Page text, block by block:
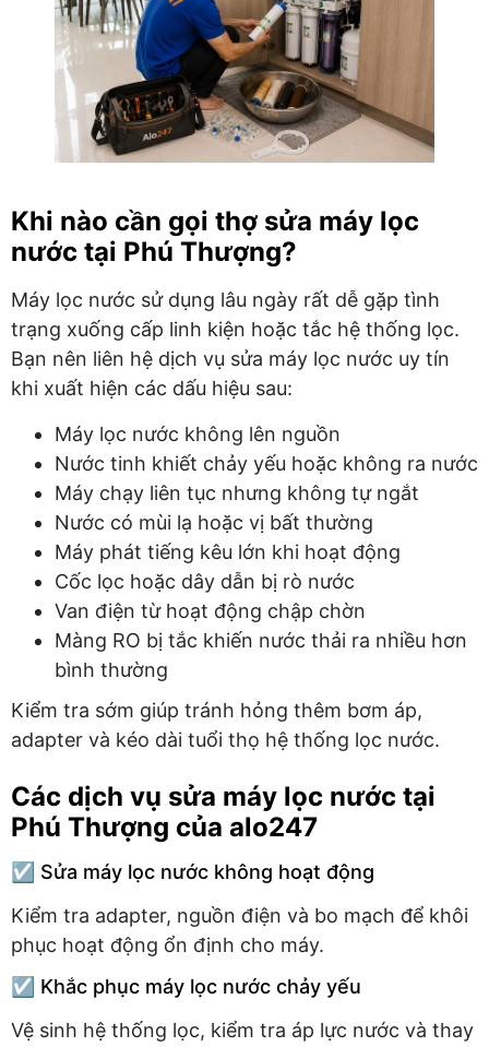
Khi nào cần gọi thợ sửa máy lọc
nước tại Phú Thượng?
Máy lọc nước sử dụng lâu ngày rất dễ gặp tình
trạng xuống cấp linh kiện hoặc tắc hệ thống lọc.
Bạn nên liên hệ dịch vụ sửa máy lọc nước uy tín
khi xuất hiện các dấu hiệu sau:
Máy lọc nước không lên nguồn
Nước tinh khiết chảy yếu hoặc không ra nước
Máy chạy liên tục nhưng không tự ngắt
Nước có mùi lạ hoặc vị bất thường
Máy phát tiếng kêu lớn khi hoạt động
Cốc lọc hoặc dây dẫn bị rò nước
Van điện từ hoạt động chập chờn
Màng RO bị tắc khiến nước thải ra nhiều hơn
bình thường
Kiểm tra sớm giúp tránh hỏng thêm bơm áp,
adapter và kéo dài tuổi thọ hệ thống lọc nước.
Các dịch vụ sửa máy lọc nước tại
Phú Thượng của alo247
☑️ Sửa máy lọc nước không hoạt động
Kiểm tra adapter, nguồn điện và bo mạch để khôi
phục hoạt động ổn định cho máy.
☑️ Khắc phục máy lọc nước chảy yếu
Vệ sinh hệ thống lọc, kiểm tra áp lực nước và thay